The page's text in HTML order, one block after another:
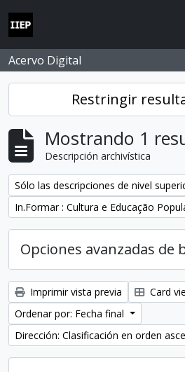
Skip to main content
Acervo Digital
Restringir
Mostrando 1
Descripción archivística
Remove filter:
Sólo las descripciones de nivel
Remove filter:
In.Formar : Cultura e Educação
Opciones avanzadas de
Imprimir vista previa Card
Ordenar por: Fecha final
Dirección: Clasificación en orden